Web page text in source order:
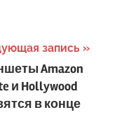
запись
Amazon
и Hollywood
в конце